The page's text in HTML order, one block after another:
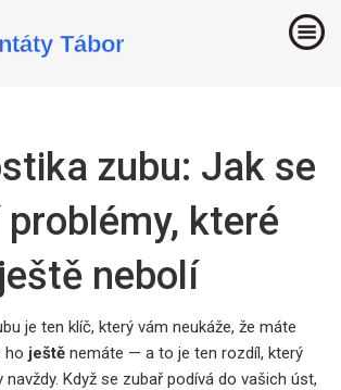
zubu: Jak se
které
ještě nebolí
je ten klíč, který vám neukáže, že máte
ho ještěnemáte — a to je ten rozdíl, který
Když se zubař podívá do vašich úst,